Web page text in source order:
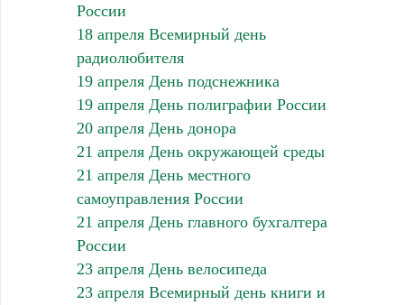
России
18 апреля Всемирный день
радиолюбителя
19 апреля День подснежника
19 апреля День полиграфии России
20 апреля День донора
21 апреля День окружающей среды
21 апреля День местного
самоуправления России
21 апреля День главного бухгалтера
России
23 апреля День велосипеда
23 апреля Всемирный день книги и